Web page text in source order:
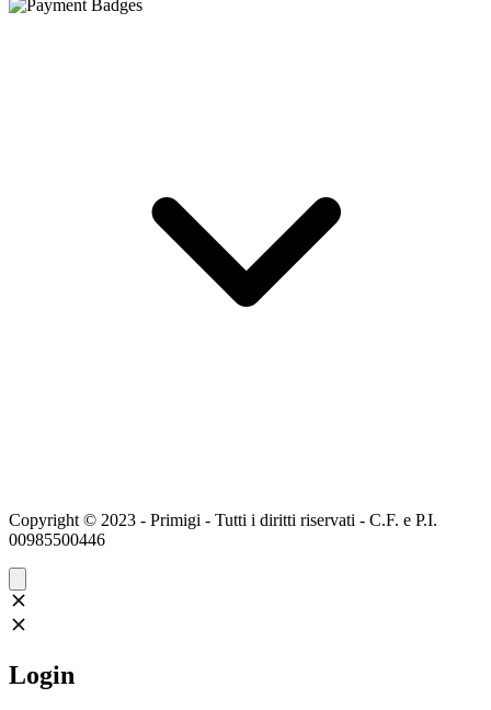
Copyright © 2023 - Primigi - Tutti i diritti riservati - C.F. e P.I.
00985500446
Login